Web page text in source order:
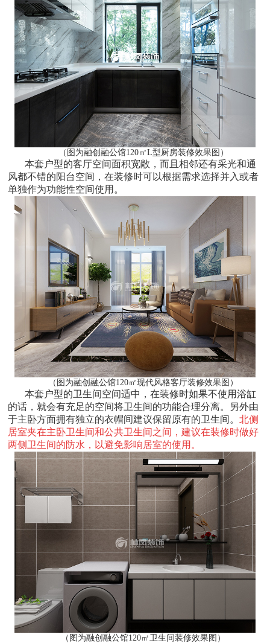
（图为融创融公馆120㎡L型厨房装修效果图）
本套户型的客厅空间面积宽敞，而且相邻还有采光和通
风都不错的阳台空间，在装修时可以根据需求选择并入或者
单独作为功能性空间使用。
（图为融创融公馆120㎡现代风格客厅装修效果图）
本套户型的卫生间空间适中，在装修时如果不使用浴缸
的话，就会有充足的空间将卫生间的功能合理分离。另外由
于主卧方面拥有独立的衣帽间建议保留原有的卫生间。北侧
居室夹在主卧卫生间和公共卫生间之间，建议在装修时做好
两侧卫生间的防水，以避免影响居室的使用。
（图为融创融公馆120㎡卫生间装修效果图）